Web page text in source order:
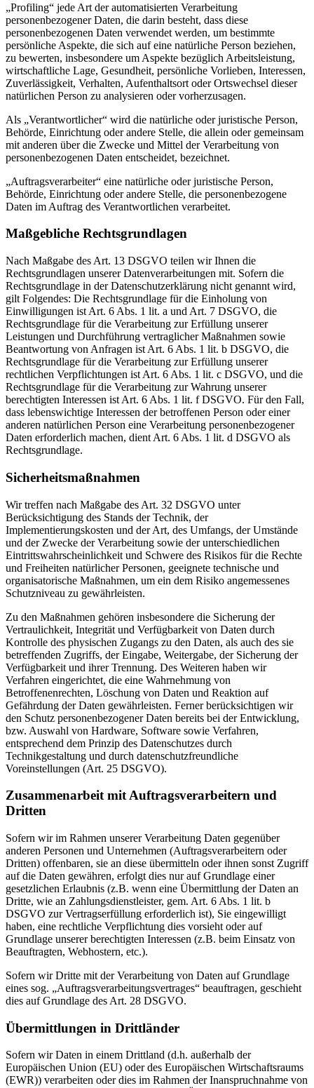
„Profiling“ jede Art der automatisierten Verarbeitung
personenbezogener Daten, die darin besteht, dass diese
personenbezogenen Daten verwendet werden, um bestimmte
persönliche Aspekte, die sich auf eine natürliche Person beziehen,
zu bewerten, insbesondere um Aspekte bezüglich Arbeitsleistung,
wirtschaftliche Lage, Gesundheit, persönliche Vorlieben, Interessen,
Zuverlässigkeit, Verhalten, Aufenthaltsort oder Ortswechsel dieser
natürlichen Person zu analysieren oder vorherzusagen.
Als „Verantwortlicher“ wird die natürliche oder juristische Person,
Behörde, Einrichtung oder andere Stelle, die allein oder gemeinsam
mit anderen über die Zwecke und Mittel der Verarbeitung von
personenbezogenen Daten entscheidet, bezeichnet.
„Auftragsverarbeiter“ eine natürliche oder juristische Person,
Behörde, Einrichtung oder andere Stelle, die personenbezogene
Daten im Auftrag des Verantwortlichen verarbeitet.
Maßgebliche Rechtsgrundlagen
Nach Maßgabe des Art. 13 DSGVO teilen wir Ihnen die
Rechtsgrundlagen unserer Datenverarbeitungen mit. Sofern die
Rechtsgrundlage in der Datenschutzerklärung nicht genannt wird,
gilt Folgendes: Die Rechtsgrundlage für die Einholung von
Einwilligungen ist Art. 6 Abs. 1 lit. a und Art. 7 DSGVO, die
Rechtsgrundlage für die Verarbeitung zur Erfüllung unserer
Leistungen und Durchführung vertraglicher Maßnahmen sowie
Beantwortung von Anfragen ist Art. 6 Abs. 1 lit. b DSGVO, die
Rechtsgrundlage für die Verarbeitung zur Erfüllung unserer
rechtlichen Verpflichtungen ist Art. 6 Abs. 1 lit. c DSGVO, und die
Rechtsgrundlage für die Verarbeitung zur Wahrung unserer
berechtigten Interessen ist Art. 6 Abs. 1 lit. f DSGVO. Für den Fall,
dass lebenswichtige Interessen der betroffenen Person oder einer
anderen natürlichen Person eine Verarbeitung personenbezogener
Daten erforderlich machen, dient Art. 6 Abs. 1 lit. d DSGVO als
Rechtsgrundlage.
Sicherheitsmaßnahmen
Wir treffen nach Maßgabe des Art. 32 DSGVO unter
Berücksichtigung des Stands der Technik, der
Implementierungskosten und der Art, des Umfangs, der Umstände
und der Zwecke der Verarbeitung sowie der unterschiedlichen
Eintrittswahrscheinlichkeit und Schwere des Risikos für die Rechte
und Freiheiten natürlicher Personen, geeignete technische und
organisatorische Maßnahmen, um ein dem Risiko angemessenes
Schutzniveau zu gewährleisten.
Zu den Maßnahmen gehören insbesondere die Sicherung der
Vertraulichkeit, Integrität und Verfügbarkeit von Daten durch
Kontrolle des physischen Zugangs zu den Daten, als auch des sie
betreffenden Zugriffs, der Eingabe, Weitergabe, der Sicherung der
Verfügbarkeit und ihrer Trennung. Des Weiteren haben wir
Verfahren eingerichtet, die eine Wahrnehmung von
Betroffenenrechten, Löschung von Daten und Reaktion auf
Gefährdung der Daten gewährleisten. Ferner berücksichtigen wir
den Schutz personenbezogener Daten bereits bei der Entwicklung,
bzw. Auswahl von Hardware, Software sowie Verfahren,
entsprechend dem Prinzip des Datenschutzes durch
Technikgestaltung und durch datenschutzfreundliche
Voreinstellungen (Art. 25 DSGVO).
Zusammenarbeit mit Auftragsverarbeitern und
Dritten
Sofern wir im Rahmen unserer Verarbeitung Daten gegenüber
anderen Personen und Unternehmen (Auftragsverarbeitern oder
Dritten) offenbaren, sie an diese übermitteln oder ihnen sonst Zugriff
auf die Daten gewähren, erfolgt dies nur auf Grundlage einer
gesetzlichen Erlaubnis (z.B. wenn eine Übermittlung der Daten an
Dritte, wie an Zahlungsdienstleister, gem. Art. 6 Abs. 1 lit. b
DSGVO zur Vertragserfüllung erforderlich ist), Sie eingewilligt
haben, eine rechtliche Verpflichtung dies vorsieht oder auf
Grundlage unserer berechtigten Interessen (z.B. beim Einsatz von
Beauftragten, Webhostern, etc.).
Sofern wir Dritte mit der Verarbeitung von Daten auf Grundlage
eines sog. „Auftragsverarbeitungsvertrages“ beauftragen, geschieht
dies auf Grundlage des Art. 28 DSGVO.
Übermittlungen in Drittländer
Sofern wir Daten in einem Drittland (d.h. außerhalb der
Europäischen Union (EU) oder des Europäischen Wirtschaftsraums
(EWR)) verarbeiten oder dies im Rahmen der Inanspruchnahme von